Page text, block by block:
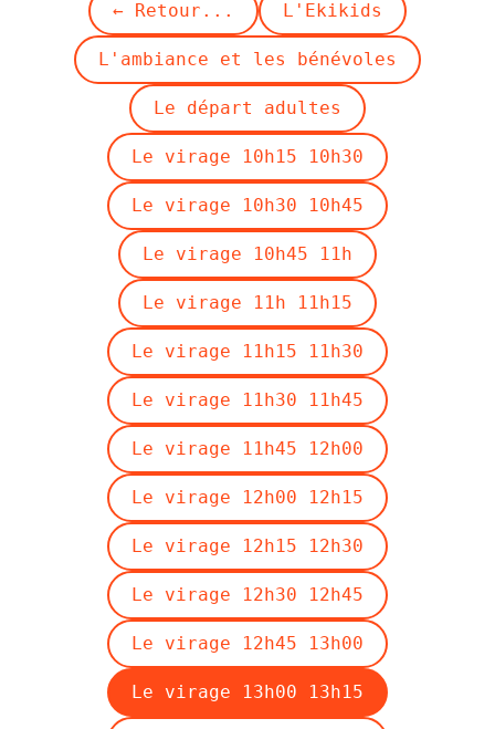
← Retour... L'Ekikids
L'ambiance et les bénévoles
Le départ adultes
Le virage 10h15 10h30
Le virage 10h30 10h45
Le virage 10h45 11h
Le virage 11h 11h15
Le virage 11h15 11h30
Le virage 11h30 11h45
Le virage 11h45 12h00
Le virage 12h00 12h15
Le virage 12h15 12h30
Le virage 12h30 12h45
Le virage 12h45 13h00
Le virage 13h00 13h15